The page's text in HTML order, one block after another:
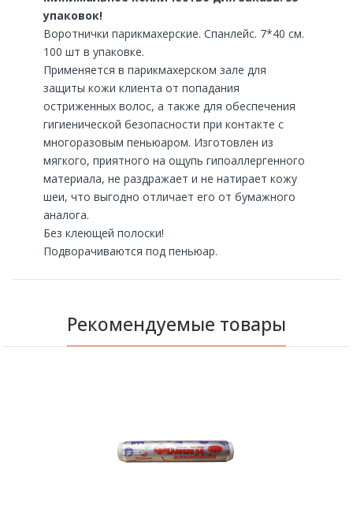
упаковок!
Воротнички парикмахерские. Спанлейс. 7*40 см.
100 шт в упаковке.
Применяется в парикмахерском зале для
защиты кожи клиента от попадания
остриженных волос, а также для обеспечения
гигиенической безопасности при контакте с
многоразовым пеньюаром. Изготовлен из
мягкого, приятного на ощупь гипоаллергенного
материала, не раздражает и не натирает кожу
шеи, что выгодно отличает его от бумажного
аналога.
Без клеющей полоски!
Подворачиваются под пеньюар.
Рекомендуемые товары